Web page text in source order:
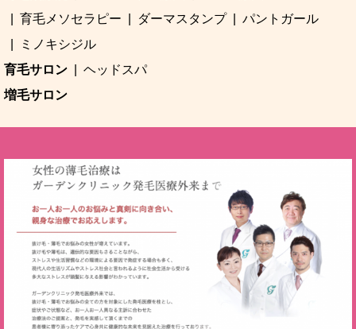
育毛メソセラピー
ダーマスタンプ
パントガール
ミノキシジル
育毛サロン
ヘッドスパ
増毛サロン